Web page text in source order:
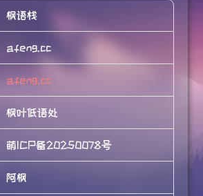
枫语栈
afeng.cc
afeng.cc
枫叶低语处
萌ICP备20250078号
阿枫